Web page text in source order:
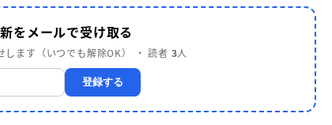
をメールで受け取る
ます（いつでも解除OK） ・ 読者 3人
登録する